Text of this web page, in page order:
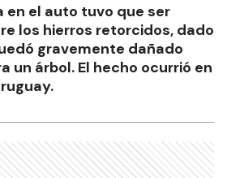
en el auto tuvo que ser
los hierros retorcidos, dado
gravemente dañado
un árbol. El hecho ocurrió en